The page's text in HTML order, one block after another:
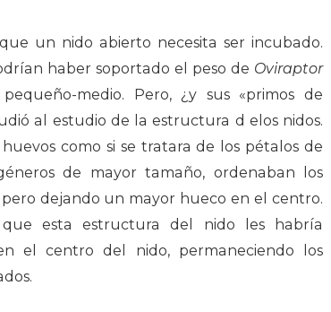
un nido abierto necesita ser incubado.
haber soportado el peso de Oviraptor
medio. Pero, ¿y sus «primos de
al estudio de la estructura d elos nidos.
como si se tratara de los pétalos de
de mayor tamaño, ordenaban los
dejando un mayor hueco en el centro.
que esta estructura del nido les habría
el centro del nido, permaneciendo los